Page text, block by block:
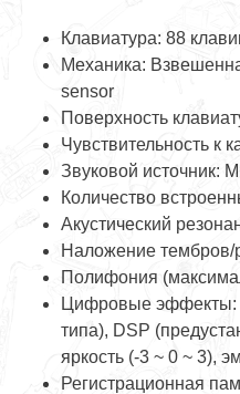
Клавиатура: 88
Механика:
sensor
Поверхность
Чувствительность к
Звуковой источник:
Количество
Акустический
Наложение тембров/
Полифония
Цифровые эффекты:
типа), DSP
яркость (-3 ~ 0 ~ 3),
Регистрационная